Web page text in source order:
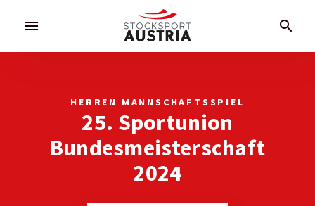
menu search
HERREN MANNSCHAFTSSPIEL
25. Sportunion
Bundesmeisterschaft
2024